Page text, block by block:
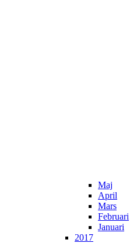
Maj
April
Mars
Februari
Januari
2017